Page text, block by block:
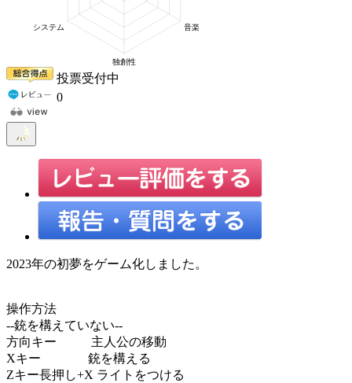
投票受付中
0
2023年の初夢をゲーム化しました。
操作方法
--銃を構えていない--
方向キー 主人公の移動
Xキー 銃を構える
Zキー長押し+X ライトをつける